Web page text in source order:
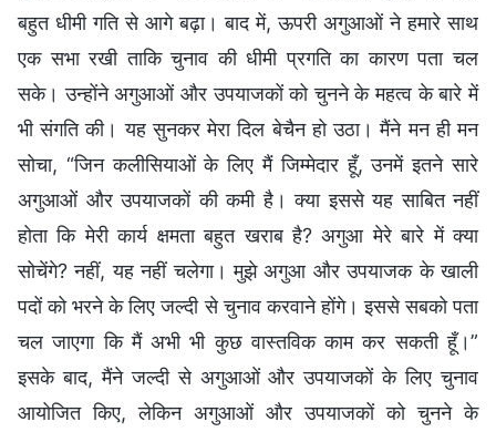
बहुत धीमी गति से आगे बढ़ा। बाद में, ऊपरी अगुआओं ने हमारे साथ
एक सभा रखी ताकि चुनाव की धीमी प्रगति का कारण पता चल
सके। उन्होंने अगुआओं और उपयाजकों को चुनने के महत्व के बारे में
भी संगति की। यह सुनकर मेरा दिल बेचैन हो उठा। मैंने मन ही मन
सोचा, “जिन कलीसियाओं के लिए मैं जिम्मेदार हूँ, उनमें इतने सारे
अगुआओं और उपयाजकों की कमी है। क्या इससे यह साबित नहीं
होता कि मेरी कार्य क्षमता बहुत खराब है? अगुआ मेरे बारे में क्या
सोचेंगे? नहीं, यह नहीं चलेगा। मुझे अगुआ और उपयाजक के खाली
पदों को भरने के लिए जल्दी से चुनाव करवाने होंगे। इससे सबको पता
चल जाएगा कि मैं अभी भी कुछ वास्तविक काम कर सकती हूँ।”
इसके बाद, मैंने जल्दी से अगुआओं और उपयाजकों के लिए चुनाव
आयोजित किए, लेकिन अगुआओं और उपयाजकों को चुनने के